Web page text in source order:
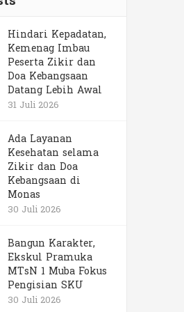
Hindari Kepadatan,
Kemenag Imbau
Peserta Zikir dan
Doa Kebangsaan
Datang Lebih Awal
31 Juli 2026
Ada Layanan
Kesehatan selama
Zikir dan Doa
Kebangsaan di
Monas
30 Juli 2026
Bangun Karakter,
Ekskul Pramuka
MTsN 1 Muba Fokus
Pengisian SKU
30 Juli 2026